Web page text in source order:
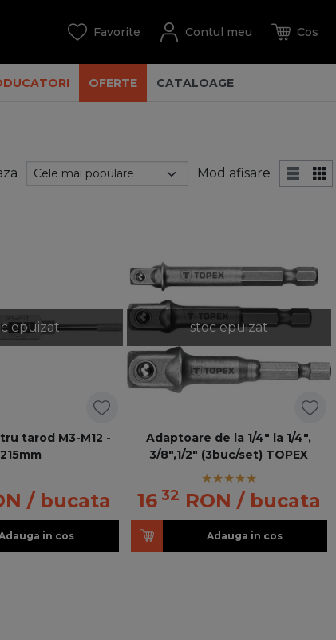
OFERTE CATALOAGE
Mod afisare
epuizat
tarod M3-M12 -
215mm
/ bucata
in cos
stoc epuizat
Adaptoare de la 1/4" la 1/4",
3/8",1/2" (3buc/set) TOPEX
16 32 RON / bucata
Adauga in cos